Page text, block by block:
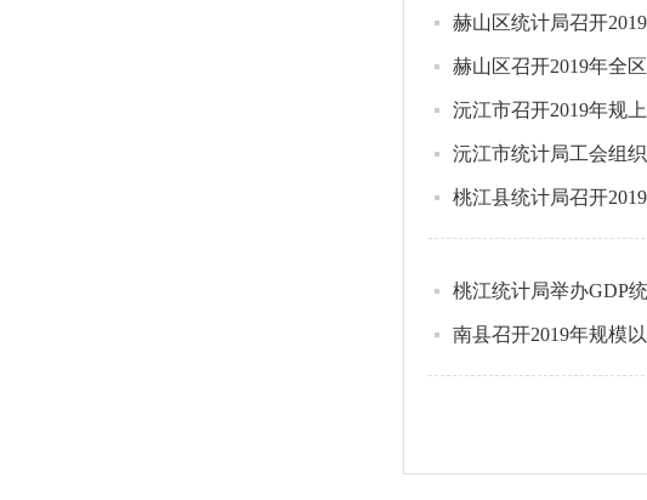
赫山区统计局召开
赫山区召开2019年全
沅江市召开2019年规
沅江市统计局工会组
桃江县统计局召开
桃江统计局举办GDP
南县召开2019年规模